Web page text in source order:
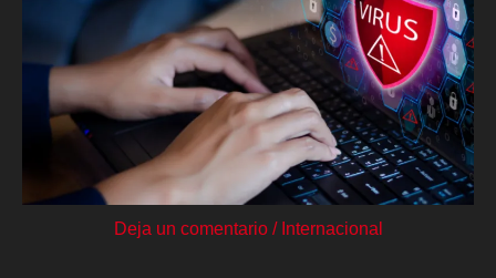
Deja un comentario / Internacional